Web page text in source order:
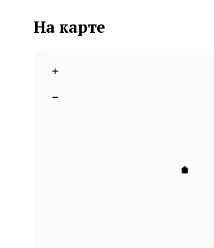
На карте
+
−